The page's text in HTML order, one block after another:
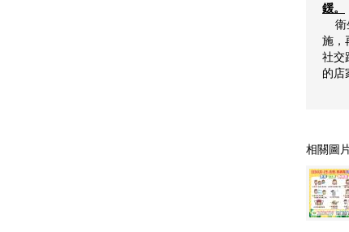
鍰。
衛
施，
社交
的店
相關圖